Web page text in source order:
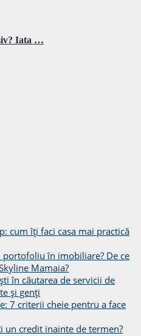
Iata …
cum îți faci casa mai practică
în imobiliare? De ce
Mamaia?
în căutarea de servicii de
și genți
7 criterii cheie pentru a face
un credit inainte de termen?